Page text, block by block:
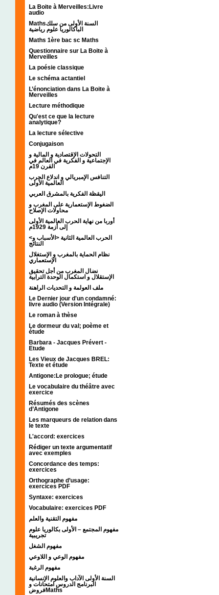
La Boite à Merveilles:Livre
audio
Mathsالسنة الأولى من سلك
الباكالوريا علوم رياضية
Maths 1ère bac sc Maths
Questionnaire sur La Boite à
Merveilles
La poésie classique
Le schéma actantiel
L’énonciation dans La Boite à
Merveilles
Lecture méthodique
Qu'est ce que la lecture
analytique?
La lecture sélective
Conjugaison
التحولات الإقتصادية و المالية و
الإجتماعية و الفكرية في العالم في
القرن 19م
التنافس الإمبريالي و اندلاع الحرب
العالمية الأولى
اليقظة الفكرية بالمشرق العربي
الضغوط الإستعمارية على المغرب و
محاولات الإصلاح
أوربا من نهاية الحرب العالمية الأولى
إلى أزمة 1929م
<الحرب العالمية الثانية <الأسباب و
النتائج
نظام الحماية بالمغرب و الإستغلال
الإستعماري
نضال المغرب من أجل تحقيق
الإستقلال و استكمال الوحدة الترابية
ملف العولمة و التحديات الراهنة
Le Dernier jour d'un condamné:
livre audio (Version Intégrale)
Le roman à thèse
Le dormeur du val; poème et
étude
Barbara - Jacques Prévert -
Etude
Les Vieux de Jacques BREL:
Texte et étude
Antigone:Le prologue; étude
Le vocabulaire du théâtre avec
exercice
Résumés des scènes
d’Antigone
Les marqueurs de relation dans
le texte
L'accord: exercices
Rédiger un texte argumentatif
avec exemples
Concordance des temps:
exercices
Orthographe d’usage:
exercices PDF
Syntaxe: exercices
Vocabulaire: exercices PDF
مفهوم التقنية والعلم
مفهوم المجتمع – الأولى بكالوريا علوم
تجريبية
مفهوم الشغل
مفهوم الوعي و اللاوعي
مفهوم الرغبة
السنة الأولى الآداب والعلوم الإنسانية
البرنامج الدروس امتحانات و
فروضMaths